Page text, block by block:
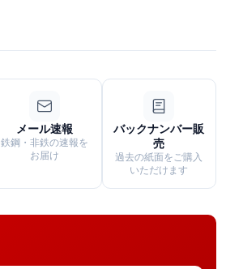
メール速報
鉄鋼・非鉄の速報を
お届け
バックナンバー販
売
過去の紙面をご購入
いただけます